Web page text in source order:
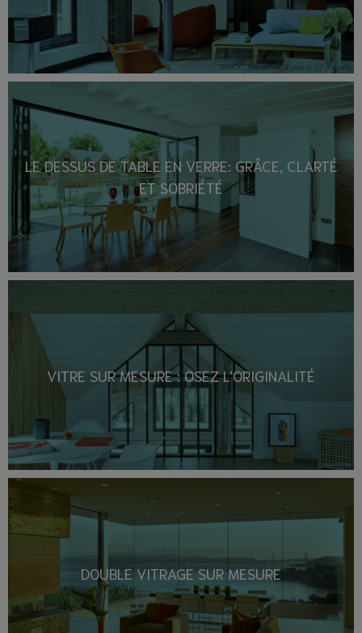
LE DESSUS DE TABLE EN VERRE: GRÂCE, CLARTÉ
ET SOBRIÉTÉ
VITRE SUR MESURE : OSEZ L’ORIGINALITÉ
DOUBLE VITRAGE SUR MESURE